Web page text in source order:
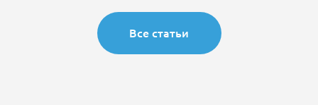
Все статьи